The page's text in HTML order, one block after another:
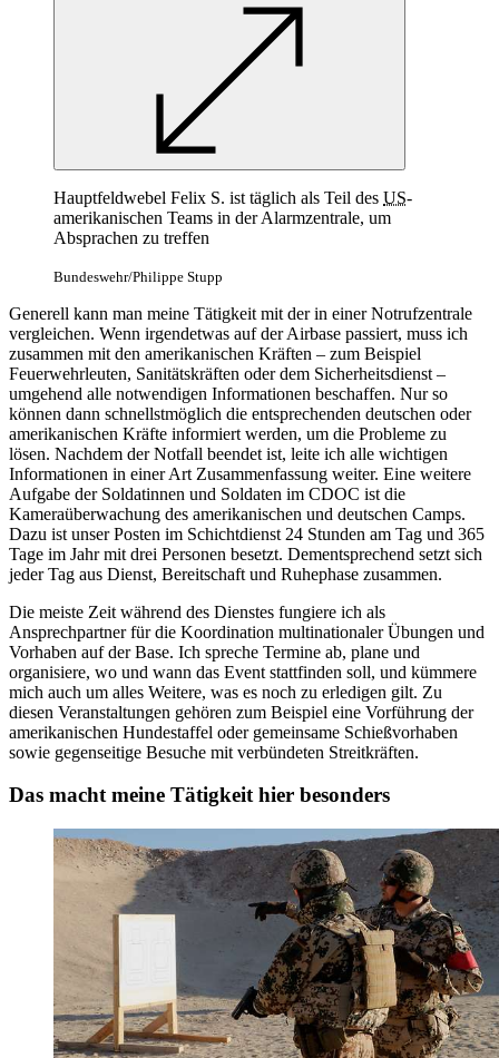
Hauptfeldwebel Felix S. ist täglich als Teil des US-
amerikanischen Teams in der Alarmzentrale, um
Absprachen zu treffen
Bundeswehr/Philippe Stupp
Generell kann man meine Tätigkeit mit der in einer Notrufzentrale
vergleichen. Wenn irgendetwas auf der Airbase passiert, muss ich
zusammen mit den amerikanischen Kräften – zum Beispiel
Feuerwehrleuten, Sanitätskräften oder dem Sicherheitsdienst –
umgehend alle notwendigen Informationen beschaffen. Nur so
können dann schnellstmöglich die entsprechenden deutschen oder
amerikanischen Kräfte informiert werden, um die Probleme zu
lösen. Nachdem der Notfall beendet ist, leite ich alle wichtigen
Informationen in einer Art Zusammenfassung weiter. Eine weitere
Aufgabe der Soldatinnen und Soldaten im CDOC ist die
Kameraüberwachung des amerikanischen und deutschen Camps.
Dazu ist unser Posten im Schichtdienst 24 Stunden am Tag und 365
Tage im Jahr mit drei Personen besetzt. Dementsprechend setzt sich
jeder Tag aus Dienst, Bereitschaft und Ruhephase zusammen.
Die meiste Zeit während des Dienstes fungiere ich als
Ansprechpartner für die Koordination multinationaler Übungen und
Vorhaben auf der Base. Ich spreche Termine ab, plane und
organisiere, wo und wann das Event stattfinden soll, und kümmere
mich auch um alles Weitere, was es noch zu erledigen gilt. Zu
diesen Veranstaltungen gehören zum Beispiel eine Vorführung der
amerikanischen Hundestaffel oder gemeinsame Schießvorhaben
sowie gegenseitige Besuche mit verbündeten Streitkräften.
Das macht meine Tätigkeit hier besonders